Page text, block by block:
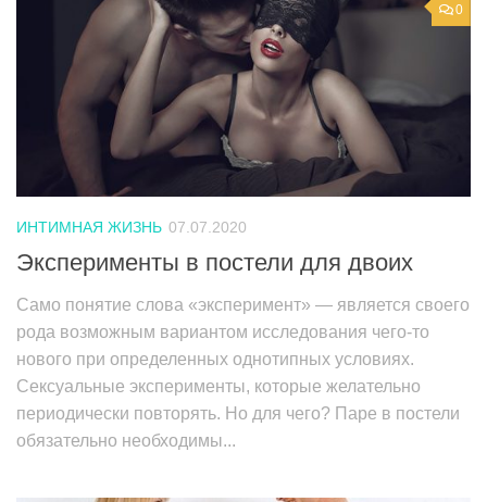
0
ИНТИМНАЯ ЖИЗНЬ 07.07.2020
Эксперименты в постели для двоих
Само понятие слова «эксперимент» — является своего
рода возможным вариантом исследования чего-то
нового при определенных однотипных условиях.
Сексуальные эксперименты, которые желательно
периодически повторять. Но для чего? Паре в постели
обязательно необходимы...